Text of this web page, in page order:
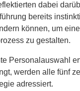
dabei
bereits
können, um
zu gestalten.
Personalauswahl
werden alle fünf
adressiert.